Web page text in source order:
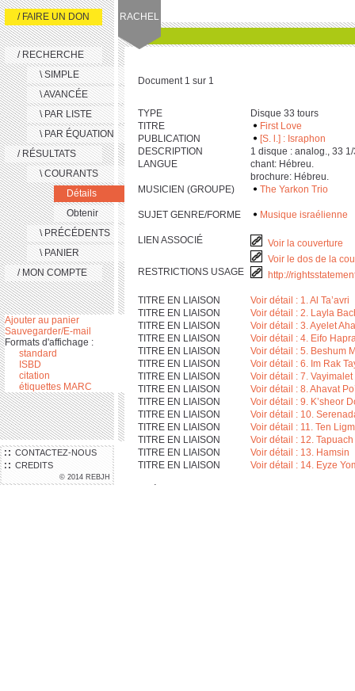
RACHEL
CONTACTEZ-NOUS
CREDITS
© 2014 REBJH
/ FAIRE UN DON
/ RECHERCHE
\ SIMPLE
\ AVANCÉE
\ PAR LISTE
\ PAR ÉQUATION
/ RÉSULTATS
\ COURANTS
Détails
Obtenir
\ PRÉCÉDENTS
\ PANIER
/ MON COMPTE
Ajouter au panier
Sauvegarder/E-mail
Formats d'affichage :
standard
ISBD
citation
étiquettes MARC
Document 1 sur 1
TYPE
Disque 33 tours
TITRE
First Love
PUBLICATION
[S. l.] : Israphon
DESCRIPTION
‎1 disque : analog., ‎3‎3
LANGUE
chant: Hébreu.
brochure: Hébreu.
MUSICIEN (GROUPE)
The Yarkon Trio
SUJET GENRE/FORME Musique israélienne
LIEN ASSOCIÉ
Voir la couverture
Voir le dos de la
RESTRICTIONS USAGE
http://
TITRE EN LIAISON
Voir détail : 1. Al Ta’avri
TITRE EN LIAISON
Voir détail : 2. Layla
TITRE EN LIAISON
Voir détail : 3. Ayelet
TITRE EN LIAISON
Voir détail : 4. Eifo
TITRE EN LIAISON
Voir détail : 5. Beshum
TITRE EN LIAISON
Voir détail : 6. Im Rak
TITRE EN LIAISON
Voir détail : 7.
TITRE EN LIAISON
Voir détail : 8. Ahavat
TITRE EN LIAISON
Voir détail : 9. K’sheor
TITRE EN LIAISON
Voir détail : 10.
TITRE EN LIAISON
Voir détail : 11. Ten
TITRE EN LIAISON
Voir détail : 12.
TITRE EN LIAISON
Voir détail : 13. Hamsin
TITRE EN LIAISON
Voir détail : 14. Eyze